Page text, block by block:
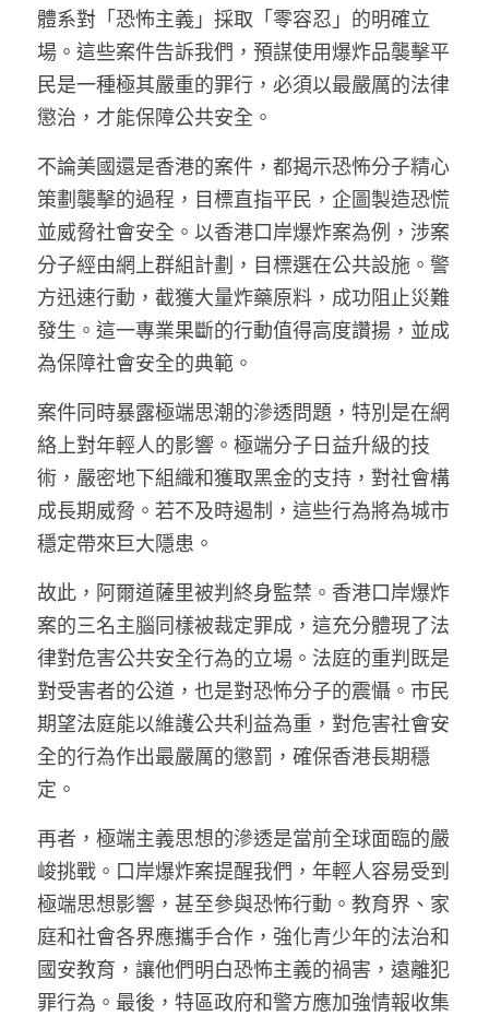
龔靜儀大律師專欄
陳貴春大律師專欄
陳子遷律師專欄
羅浚軒專欄
溫志倫專欄
汪明欣專欄
張美雄專欄
香港科技專上書院｜專欄
體系對「恐怖主義」採取「零容忍」的明確立
場。這些案件告訴我們，預謀使用爆炸品襲擊平
民是一種極其嚴重的罪行，必須以最嚴厲的法律
懲治，才能保障公共安全。
不論美國還是香港的案件，都揭示恐怖分子精心
策劃襲擊的過程，目標直指平民，企圖製造恐慌
並威脅社會安全。以香港口岸爆炸案為例，涉案
分子經由網上群組計劃，目標選在公共設施。警
方迅速行動，截獲大量炸藥原料，成功阻止災難
發生。這一專業果斷的行動值得高度讚揚，並成
為保障社會安全的典範。
案件同時暴露極端思潮的滲透問題，特別是在網
絡上對年輕人的影響。極端分子日益升級的技
術，嚴密地下組織和獲取黑金的支持，對社會構
成長期威脅。若不及時遏制，這些行為將為城市
穩定帶來巨大隱患。
故此，阿爾道薩里被判終身監禁。香港口岸爆炸
案的三名主腦同樣被裁定罪成，這充分體現了法
律對危害公共安全行為的立場。法庭的重判既是
對受害者的公道，也是對恐怖分子的震懾。市民
期望法庭能以維護公共利益為重，對危害社會安
全的行為作出最嚴厲的懲罰，確保香港長期穩
定。
再者，極端主義思想的滲透是當前全球面臨的嚴
峻挑戰。口岸爆炸案提醒我們，年輕人容易受到
極端思想影響，甚至參與恐怖行動。教育界、家
庭和社會各界應攜手合作，強化青少年的法治和
國安教育，讓他們明白恐怖主義的禍害，遠離犯
罪行為。最後，特區政府和警方應加強情報收集